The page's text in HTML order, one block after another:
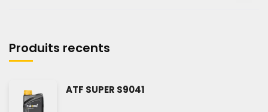
Produits recents
ATF SUPER S9041